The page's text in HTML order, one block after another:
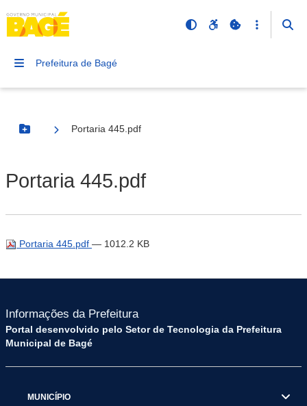
Prefeitura de Bagé
Botão Menu
Portaria 445.pdf
Portaria 445.pdf
Portaria 445.pdf — 1012.2 KB
Informações da Prefeitura
Portal desenvolvido pelo Setor de Tecnologia da Prefeitura
Municipal de Bagé
MUNICÍPIO